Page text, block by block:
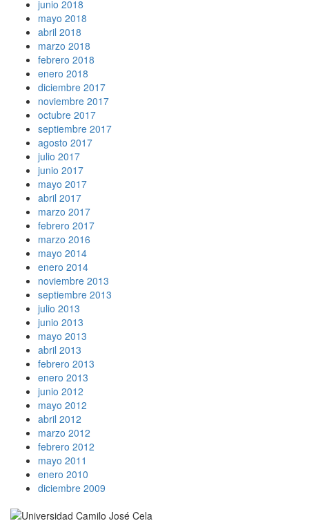
junio 2018
mayo 2018
abril 2018
marzo 2018
febrero 2018
enero 2018
diciembre 2017
noviembre 2017
octubre 2017
septiembre 2017
agosto 2017
julio 2017
junio 2017
mayo 2017
abril 2017
marzo 2017
febrero 2017
marzo 2016
mayo 2014
enero 2014
noviembre 2013
septiembre 2013
julio 2013
junio 2013
mayo 2013
abril 2013
febrero 2013
enero 2013
junio 2012
mayo 2012
abril 2012
marzo 2012
febrero 2012
mayo 2011
enero 2010
diciembre 2009